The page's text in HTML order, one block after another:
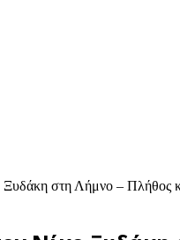
στη Λήμνο – Πλήθος